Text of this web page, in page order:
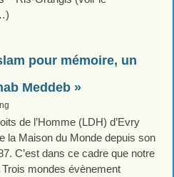
pour mémoire, un
Meddeb »
de l’Homme (LDH) d’Evry
la Maison du Monde depuis son
C’est dans ce cadre que notre
mondes évènement